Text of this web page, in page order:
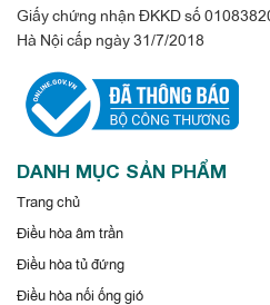
Giấy chứng nhận ĐKKD số
Hà Nội cấp ngày 31/7/2018
DANH MỤC SẢN PHẨM
Trang chủ
Điều hòa âm trần
Điều hòa tủ đứng
Điều hòa nối ống gió